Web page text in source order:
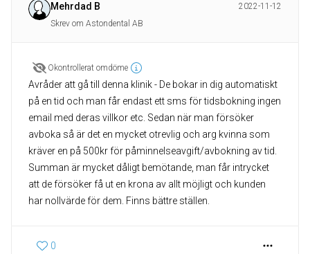
Mehrdad B
2022-11-12
Skrev om Astondental AB
Okontrollerat omdöme
Avråder att gå till denna klinik - De bokar in dig automatiskt
på en tid och man får endast ett sms för tidsbokning ingen
email med deras villkor etc. Sedan när man försöker
avboka så är det en mycket otrevlig och arg kvinna som
kräver en på 500kr för påminnelseavgift/avbokning av tid.
Summan är mycket dåligt bemötande, man får intrycket
att de försöker få ut en krona av allt möjligt och kunden
har nollvärde för dem. Finns bättre ställen.
0